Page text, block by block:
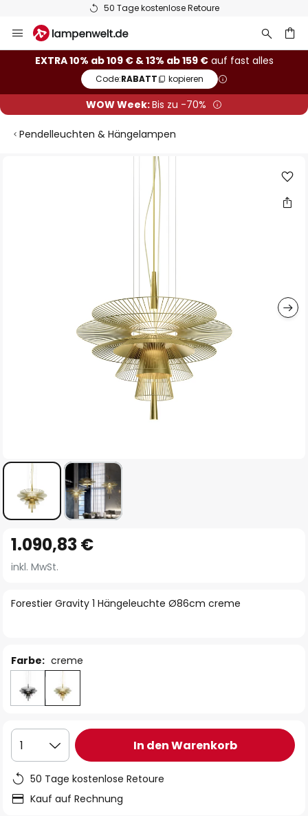
50 Tage kostenlose Retoure
Inhalt
springen
EXTRA 10% ab 109 € & 13% ab 159 €auf fast alles
Code:RABATT kopieren
WOW Week:Bis zu -70%
Pendelleuchten & Hängelampen
Anfang
der
springen
Forestier Gravity 1 Hängeleuchte Ø86cm creme
1.090,83 €
inkl. MwSt.
Farbe: creme
1 In den Warenkorb
50 Tage kostenlose Retoure
Kauf auf Rechnung